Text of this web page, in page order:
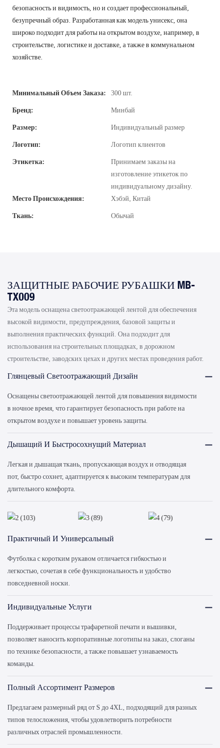
безопасность и видимость, но и создает профессиональный,
безупречный образ. Разработанная как модель унисекс, она
широко подходит для работы на открытом воздухе, например, в
строительстве, логистике и доставке, а также в коммунальном
хозяйстве.
Минимальный Объем Заказа: 300 шт.
Бренд: Минбай
Размер: Индивидуальный размер
Логотип: Логотип клиентов
Этикетка:
Принимаем заказы на
изготовление этикеток по
индивидуальному дизайну.
Место Происхождения:
Хэбэй, Китай
Ткань: Обычай
ЗАЩИТНЫЕ РАБОЧИЕ РУБАШКИ MB-
TX009
Эта модель оснащена светоотражающей лентой для обеспечения
высокой видимости, предупреждения, базовой защиты и
выполнения практических функций. Она подходит для
использования на строительных площадках, в дорожном
строительстве, заводских цехах и других местах проведения работ.
Глянцевый Светоотражающий Дизайн
Оснащены светоотражающей лентой для повышения видимости
в ночное время, что гарантирует безопасность при работе на
открытом воздухе и повышает уровень защиты.
Дышащий И Быстросохнущий Материал
Легкая и дышащая ткань, пропускающая воздух и отводящая
пот, быстро сохнет, адаптируется к высоким температурам для
длительного комфорта.
Практичный И Универсальный
Футболка с коротким рукавом отличается гибкостью и
легкостью, сочетая в себе функциональность и удобство
повседневной носки.
Индивидуальные Услуги
Поддерживает процессы трафаретной печати и вышивки,
позволяет наносить корпоративные логотипы на заказ, слоганы
по технике безопасности, а также повышает узнаваемость
команды.
Полный Ассортимент Размеров
Предлагаем размерный ряд от S до 4XL, подходящий для разных
типов телосложения, чтобы удовлетворить потребности
различных отраслей промышленности.